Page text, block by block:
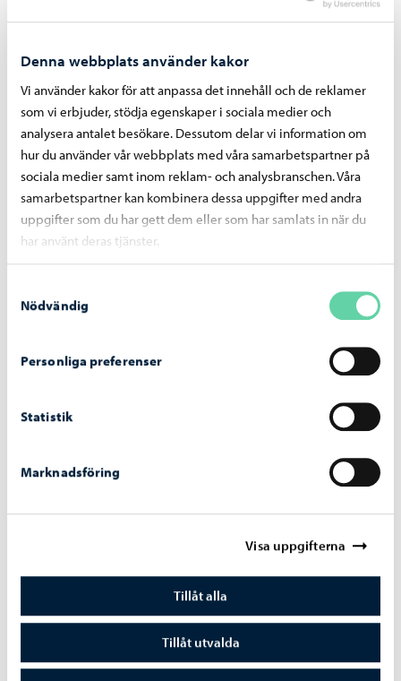
Denna webbplats använder kakor
Vi använder kakor för att anpassa det innehåll och de reklamer
som vi erbjuder, stödja egenskaper i sociala medier och
analysera antalet besökare. Dessutom delar vi information om
hur du använder vår webbplats med våra samarbetspartner på
sociala medier samt inom reklam- och analysbranschen. Våra
samarbetspartner kan kombinera dessa uppgifter med andra
uppgifter som du har gett dem eller som har samlats in när du
har använt deras tjänster.
Nödvändig
Personliga preferenser
Statistik
Marknadsföring
Visa uppgifterna
Tillåt alla
Tillåt utvalda
Borgå stad informerar-25.05.2026
Fotografiska tar Simen Johan -utställningen
till Konstfabriken i Borgå
De populära eftermiddagsevenemangen får
fortsättning i Konstfabriken på hösten